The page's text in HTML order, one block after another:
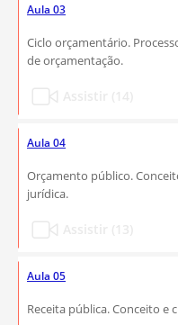
Aula 03
Ciclo orçamentário.
de orçamentação.
Aula 04
Orçamento público.
jurídica.
Aula 05
Receita pública. Conceito e